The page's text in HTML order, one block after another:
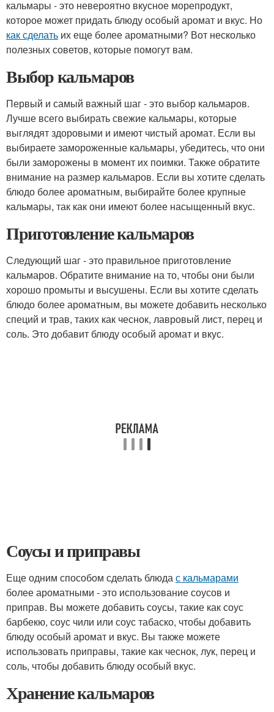
кальмары - это невероятно вкусное морепродукт,
которое может придать блюду особый аромат и вкус. Но
как сделать их еще более ароматными? Вот несколько
полезных советов, которые помогут вам.
Выбор кальмаров
Первый и самый важный шаг - это выбор кальмаров.
Лучше всего выбирать свежие кальмары, которые
выглядят здоровыми и имеют чистый аромат. Если вы
выбираете замороженные кальмары, убедитесь, что они
были заморожены в момент их поимки. Также обратите
внимание на размер кальмаров. Если вы хотите сделать
блюдо более ароматным, выбирайте более крупные
кальмары, так как они имеют более насыщенный вкус.
Приготовление кальмаров
Следующий шаг - это правильное приготовление
кальмаров. Обратите внимание на то, чтобы они были
хорошо промыты и высушены. Если вы хотите сделать
блюдо более ароматным, вы можете добавить несколько
специй и трав, таких как чеснок, лавровый лист, перец и
соль. Это добавит блюду особый аромат и вкус.
Соусы и приправы
Еще одним способом сделать блюдас кальмарами
более ароматными - это использование соусов и
приправ. Вы можете добавить соусы, такие как соус
барбекю, соус чили или соус табаско, чтобы добавить
блюду особый аромат и вкус. Вы также можете
использовать приправы, такие как чеснок, лук, перец и
соль, чтобы добавить блюду особый вкус.
Хранение кальмаров